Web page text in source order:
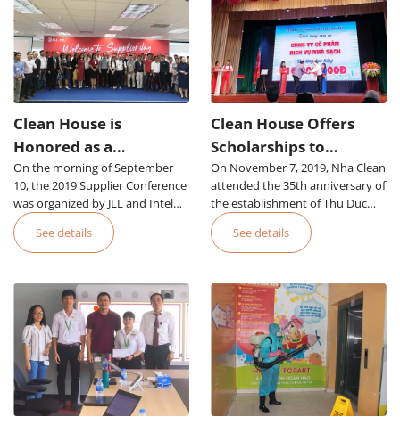
On the morning of September
10, the 2019 Supplier Conference
was organized by JLL and Intel
with the participation of
hundreds of suppliers, including
Nha Clean
Clean House is
Honored as a
Prestigious Supplier of
JLL Group
See details
On November 7, 2019, Nha Clean
attended the 35th anniversary of
the establishment of Thu Duc
College of Technology and the
opening of the new school year
Clean House Offers
Scholarships to
Students of Thu Duc
College of Technology
See details